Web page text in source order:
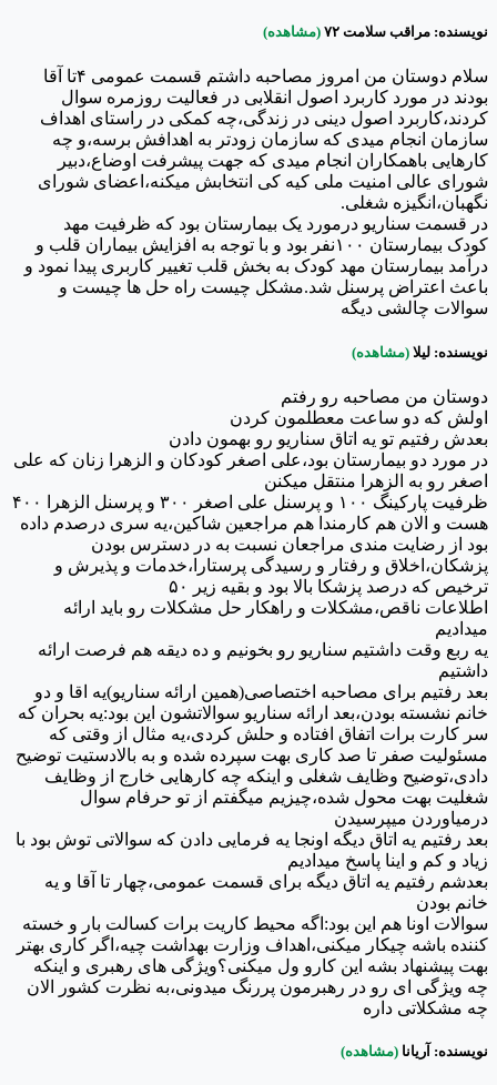
نویسنده: مراقب سلامت ۷۲ (مشاهده)
سلام دوستان من امروز مصاحبه داشتم قسمت عمومی ۴تا آقا
بودند در مورد کاربرد اصول انقلابی در فعالیت روزمره سوال
کردند،کاربرد اصول دینی در زندگی،چه کمکی در راستای اهداف
سازمان انجام میدی که سازمان زودتر به اهدافش برسه،و چه
کارهایی باهمکاران انجام میدی که جهت پیشرفت اوضاع،دبیر
شورای عالی امنیت ملی کیه کی انتخابش میکنه،اعضای شورای
نگهبان،انگیزه شغلی.
در قسمت سناریو درمورد یک بیمارستان بود که ظرفیت مهد
کودک بیمارستان ۱۰۰نفر بود و با توجه به افزایش بیماران قلب و
درآمد بیمارستان مهد کودک به بخش قلب تغییر کاربری پیدا نمود و
باعث اعتراض پرسنل شد.مشکل چیست راه حل ها چیست و
سوالات چالشی دیگه
نویسنده: لیلا (مشاهده)
دوستان من مصاحبه رو رفتم
اولش که دو ساعت معطلمون کردن
بعدش رفتیم تو یه اتاق سناریو رو بهمون دادن
در مورد دو بیمارستان بود،علی اصغر کودکان و الزهرا زنان که علی
اصغر رو به الزهرا منتقل میکنن
ظرفیت پارکینگ ۱۰۰ و پرسنل علی اصغر ۳۰۰ و پرسنل الزهرا ۴۰۰
هست و الان هم کارمندا هم مراجعین شاکین،یه سری درصدم داده
بود از رضایت مندی مراجعان نسبت به در دسترس بودن
پزشکان،اخلاق و رفتار و رسیدگی پرستارا،خدمات و پذیرش و
ترخیص که درصد پزشکا بالا بود و بقیه زیر ۵۰
اطلاعات ناقص،مشکلات و راهکار حل مشکلات رو باید ارائه
میدادیم
یه ربع وقت داشتیم سناریو رو بخونیم و ده دیقه هم فرصت ارائه
داشتیم
بعد رفتیم برای مصاحبه اختصاصی(همین ارائه سناریو)یه اقا و دو
خانم نشسته بودن،بعد ارائه سناریو سوالاتشون این بود:یه بحران که
سر کارت برات اتفاق افتاده و حلش کردی،یه مثال از وقتی که
مسئولیت صفر تا صد کاری بهت سپرده شده و به بالادستیت توضیح
دادی،توضیح وظایف شغلی و اینکه چه کارهایی خارج از وظایف
شغلیت بهت محول شده،چیزیم میگفتم از تو حرفام سوال
درمیاوردن میپرسیدن
بعد رفتیم یه اتاق دیگه اونجا یه فرمایی دادن که سوالاتی توش بود با
زیاد و کم و اینا پاسخ میدادیم
بعدشم رفتیم یه اتاق دیگه برای قسمت عمومی،چهار تا آقا و یه
خانم بودن
سوالات اونا هم این بود:اگه محیط کاریت برات کسالت بار و خسته
کننده باشه چیکار میکنی،اهداف وزارت بهداشت چیه،اگر کاری بهتر
بهت پیشنهاد بشه این کارو ول میکنی؟ویژگی های رهبری و اینکه
چه ویژگی ای رو در رهبرمون پررنگ میدونی،به نظرت کشور الان
چه مشکلاتی داره
نویسنده: آریانا (مشاهده)